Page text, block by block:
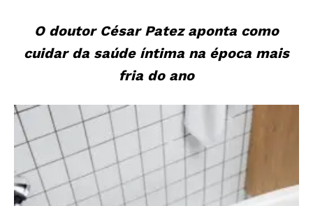
O doutor César Patez aponta como
cuidar da saúde íntima na época mais
fria do ano